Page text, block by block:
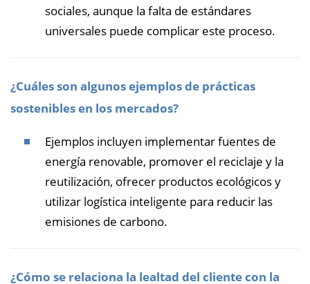
sociales, aunque la falta de estándares
universales puede complicar este proceso.
¿Cuáles son algunos ejemplos de prácticas
sostenibles en los mercados?
Ejemplos incluyen implementar fuentes de
energía renovable, promover el reciclaje y la
reutilización, ofrecer productos ecológicos y
utilizar logística inteligente para reducir las
emisiones de carbono.
¿Cómo se relaciona la lealtad del cliente con la